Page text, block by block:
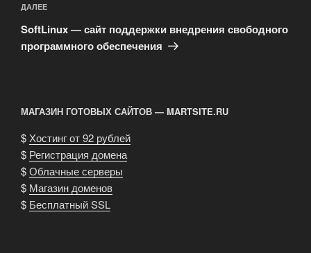
Следующая
запись
ДАЛЕЕ
SoftLinux — сайт поддержки внедрения свободного
программного обеспечения
МАГАЗИН ГОТОВЫХ САЙТОВ — MARTSITE.RU
$Хостинг от 92 рублей
$ Регистрация домена
$Облачные серверы
$ Магазин доменов
$ Бесплатный SSL